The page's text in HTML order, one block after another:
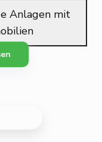
Anlagen mit